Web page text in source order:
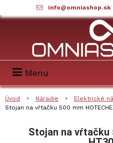
info@omniashop.sk
Menu
Úvod Náradie Elektrické
Stojan na vŕtačku 500 mm
Stojan na vŕtačku